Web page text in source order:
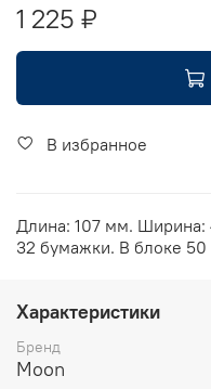
1 225 ₽
В избранное
Длина: 107 мм. Ширина:
32 бумажки. В блоке 50
Характеристики
Бренд
Moon